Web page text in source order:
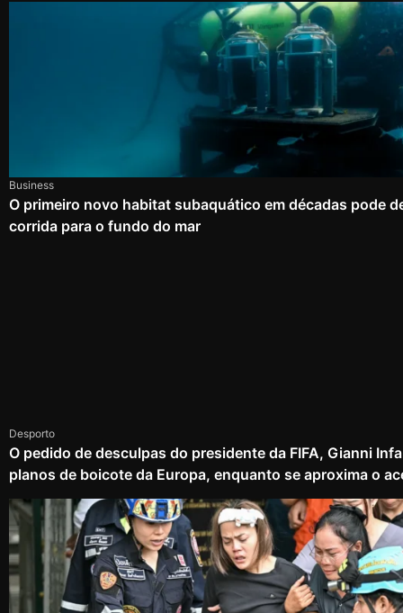
Business
O primeiro novo habitat subaquático em décadas pode
corrida para o fundo do mar
Desporto
O pedido de desculpas do presidente da FIFA, Gianni
planos de boicote da Europa, enquanto se aproxima o